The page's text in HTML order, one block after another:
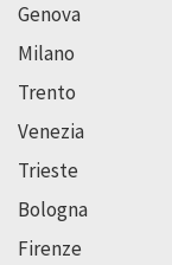
Genova
Milano
Trento
Venezia
Trieste
Bologna
Firenze